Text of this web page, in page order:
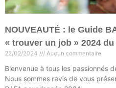
NOUVEAUTÉ : le Guide
« trouver un job » 2024 du
22/02/2024 Aucun commentaire
Bienvenue à tous les passionnés
Nous sommes ravis de vous